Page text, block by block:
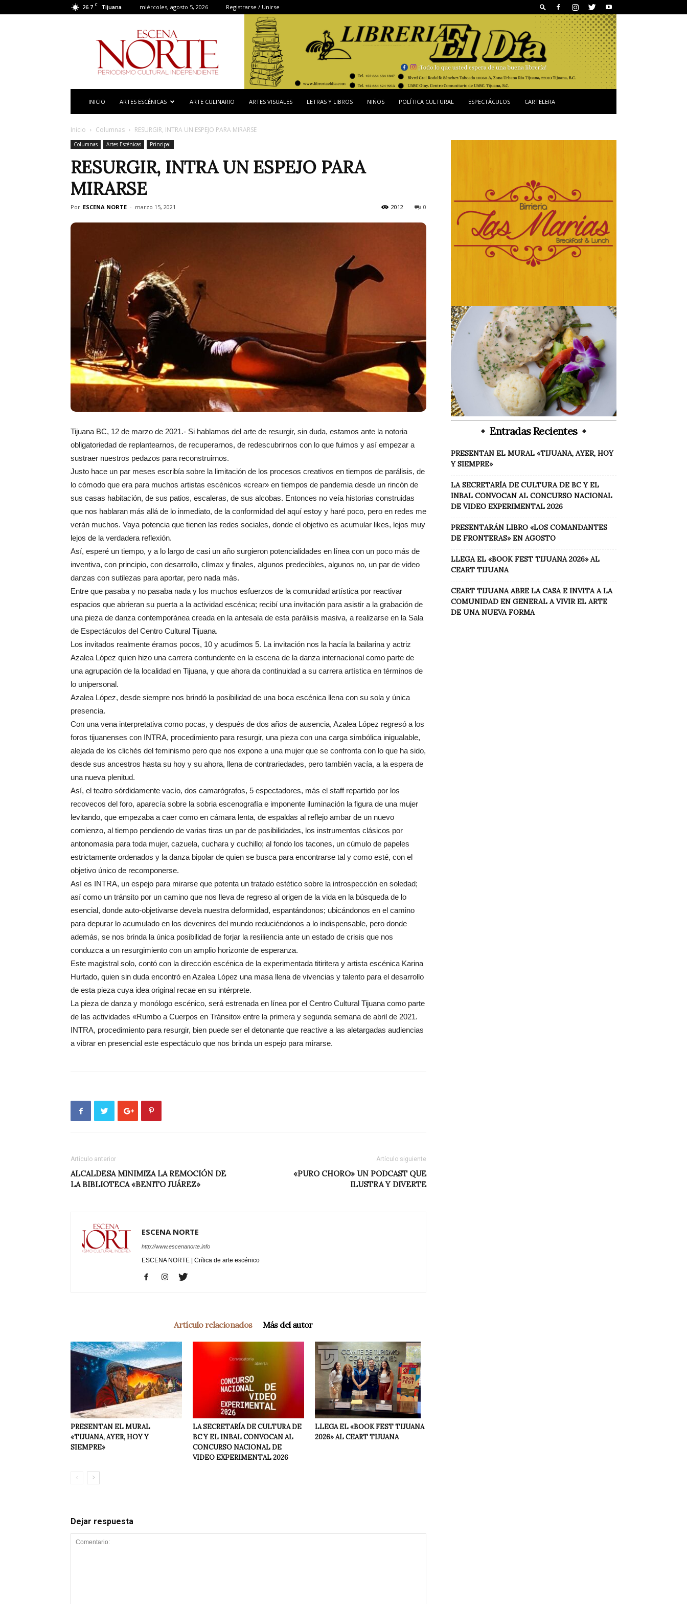
26.7 C Tijuana miércoles, agosto 5, 2026 Registrarse / Unirse
Norte
INICIO ARTES ESCÉNICAS ARTE CULINARIO ARTES VISUALES LETRAS Y LIBROS NIÑOS POLÍTICA CULTURAL ESPECTÁCULOS CARTELERA
Inicio Columnas RESURGIR, INTRA UN ESPEJO PARA MIRARSE
Columnas Artes Escénicas Principal
RESURGIR, INTRA UN ESPEJO PARA
MIRARSE
Por ESCENA NORTE - marzo 15, 2021 0
2012
Tijuana BC, 12 de marzo de 2021.- Si hablamos del arte de resurgir, sin duda, estamos ante la notoria
obligatoriedad de replantearnos, de recuperarnos, de redescubrirnos con lo que fuimos y así empezar a
sustraer nuestros pedazos para reconstruirnos.
Justo hace un par meses escribía sobre la limitación de los procesos creativos en tiempos de parálisis, de
lo cómodo que era para muchos artistas escénicos «crear» en tiempos de pandemia desde un rincón de
sus casas habitación, de sus patios, escaleras, de sus alcobas. Entonces no veía historias construidas
que nos hablaran más allá de lo inmediato, de la conformidad del aquí estoy y haré poco, pero en redes me
verán muchos. Vaya potencia que tienen las redes sociales, donde el objetivo es acumular likes, lejos muy
lejos de la verdadera reflexión.
Así, esperé un tiempo, y a lo largo de casi un año surgieron potencialidades en línea con un poco más de
inventiva, con principio, con desarrollo, clímax y finales, algunos predecibles, algunos no, un par de video
danzas con sutilezas para aportar, pero nada más.
Entre que pasaba y no pasaba nada y los muchos esfuerzos de la comunidad artística por reactivar
espacios que abrieran su puerta a la actividad escénica; recibí una invitación para asistir a la grabación de
una pieza de danza contemporánea creada en la antesala de esta parálisis masiva, a realizarse en la Sala
de Espectáculos del Centro Cultural Tijuana.
Los invitados realmente éramos pocos, 10 y acudimos 5. La invitación nos la hacía la bailarina y actriz
Azalea López quien hizo una carrera contundente en la escena de la danza internacional como parte de
una agrupación de la localidad en Tijuana, y que ahora da continuidad a su carrera artística en términos de
lo unipersonal.
Azalea López, desde siempre nos brindó la posibilidad de una boca escénica llena con su sola y única
presencia.
Con una vena interpretativa como pocas, y después de dos años de ausencia, Azalea López regresó a los
foros tijuanenses con INTRA, procedimiento para resurgir, una pieza con una carga simbólica inigualable,
alejada de los clichés del feminismo pero que nos expone a una mujer que se confronta con lo que ha sido,
desde sus ancestros hasta su hoy y su ahora, llena de contrariedades, pero también vacía, a la espera de
una nueva plenitud.
Así, el teatro sórdidamente vacío, dos camarógrafos, 5 espectadores, más el staff repartido por los
recovecos del foro, aparecía sobre la sobria escenografía e imponente iluminación la figura de una mujer
levitando, que empezaba a caer como en cámara lenta, de espaldas al reflejo ambar de un nuevo
comienzo, al tiempo pendiendo de varias tiras un par de posibilidades, los instrumentos clásicos por
antonomasia para toda mujer, cazuela, cuchara y cuchillo; al fondo los tacones, un cúmulo de papeles
estrictamente ordenados y la danza bipolar de quien se busca para encontrarse tal y como esté, con el
objetivo único de recomponerse.
Así es INTRA, un espejo para mirarse que potenta un tratado estético sobre la introspección en soledad;
así como un tránsito por un camino que nos lleva de regreso al origen de la vida en la búsqueda de lo
esencial, donde auto-objetivarse devela nuestra deformidad, espantándonos; ubicándonos en el camino
para depurar lo acumulado en los devenires del mundo reduciéndonos a lo indispensable, pero donde
además, se nos brinda la única posibilidad de forjar la resiliencia ante un estado de crisis que nos
conduzca a un resurgimiento con un amplio horizonte de esperanza.
Este magistral solo, contó con la dirección escénica de la experimentada titiritera y artista escénica Karina
Hurtado, quien sin duda encontró en Azalea López una masa llena de vivencias y talento para el desarrollo
de esta pieza cuya idea original recae en su intérprete.
La pieza de danza y monólogo escénico, será estrenada en línea por el Centro Cultural Tijuana como parte
de las actividades «Rumbo a Cuerpos en Tránsito» entre la primera y segunda semana de abril de 2021.
INTRA, procedimiento para resurgir, bien puede ser el detonante que reactive a las aletargadas audiencias
a vibrar en presencial este espectáculo que nos brinda un espejo para mirarse.
Artículo anterior
ALCALDESA MINIMIZA LA REMOCIÓN DE
LA BIBLIOTECA «BENITO JUÁREZ»
Artículo siguiente
«PURO CHORO» UN PODCAST QUE
ILUSTRA Y DIVERTE
ESCENA NORTE
http://www.escenanorte.info
ESCENA NORTE | Crítica de arte escénico
Artículo relacionados Más del autor
PRESENTAN EL MURAL
«TIJUANA, AYER, HOY Y
SIEMPRE»
LA SECRETARÍA DE CULTURA DE
BC Y EL INBAL CONVOCAN AL
CONCURSO NACIONAL DE
VIDEO EXPERIMENTAL 2026
LLEGA EL «BOOK FEST TIJUANA
2026» AL CEART TIJUANA
Dejar respuesta
Entradas Recientes
PRESENTAN EL MURAL «TIJUANA, AYER, HOY
Y SIEMPRE»
LA SECRETARÍA DE CULTURA DE BC Y EL
INBAL CONVOCAN AL CONCURSO NACIONAL
DE VIDEO EXPERIMENTAL 2026
PRESENTARÁN LIBRO «LOS COMANDANTES
DE FRONTERAS» EN AGOSTO
LLEGA EL «BOOK FEST TIJUANA 2026» AL
CEART TIJUANA
CEART TIJUANA ABRE LA CASA E INVITA A LA
COMUNIDAD EN GENERAL A VIVIR EL ARTE
DE UNA NUEVA FORMA